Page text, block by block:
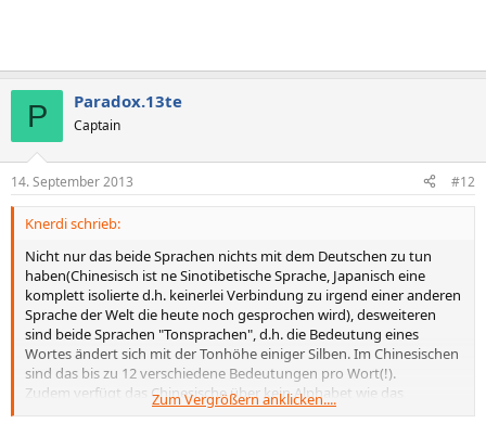
P Paradox.13te
Captain
14. September 2013 #12
Knerdi schrieb:
Nicht nur das beide Sprachen nichts mit dem Deutschen zu tun
haben(Chinesisch ist ne Sinotibetische Sprache, Japanisch eine
komplett isolierte d.h. keinerlei Verbindung zu irgend einer anderen
Sprache der Welt die heute noch gesprochen wird), desweiteren
sind beide Sprachen "Tonsprachen", d.h. die Bedeutung eines
Wortes ändert sich mit der Tonhöhe einiger Silben. Im Chinesischen
sind das bis zu 12 verschiedene Bedeutungen pro Wort(!).
Zudem verfügt das Chinesische über kein Alphabet wie das
Deutsche oder teilweise das Japanische, sondern nur Schriftzeichen
Zum Vergrößern anklicken....